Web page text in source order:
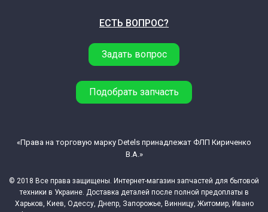
Ariston ARTL120FR(ARCADIA)
(91621650085)
Ariston ARTL125SK (91613540000)
Ariston ARTL135(FR)
Ariston ARTL62EU
ЕСТЬ ВОПРОС?
Задать вопрос
Подобрать запчасть
© 2018 Все права защищены. Интернет-магазин запчастей для бытовой
техники в Украине. Доставка деталей после полной предоплаты в
Харьков, Киев, Одессу, Днепр, Запорожье, Винницу, Житомир, Ивано
«Права на торговую марку Detels принадлежат ФЛП Кириченко
В.А.»